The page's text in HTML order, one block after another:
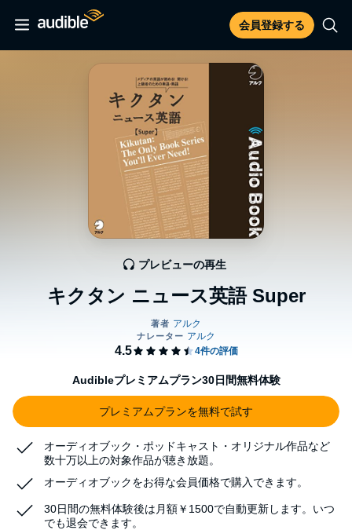
会員登録する
キクタン ニュース英語 Super
プレビューの再生
Audibleプレミアムプラン30日間無料体験
プレミアムプランを無料で試す
オーディオブック・ポッドキャスト・オリジナル作品など
数十万以上の対象作品が聴き放題。
オーディオブックをお得な会員価格で購入できます。
30日間の無料体験後は月額￥1500で自動更新します。いつ
でも退会できます。